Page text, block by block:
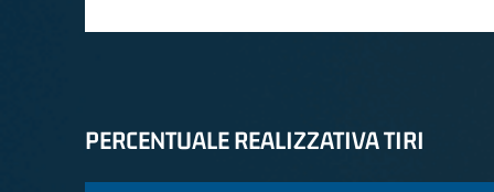
PERCENTUALE REALIZZATIVA TIRI